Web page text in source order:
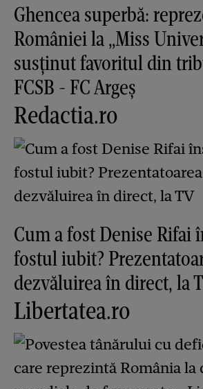
Ghencea superbă:
României la „Miss
susținut favoritul din
FCSB - FC Argeș
Redactia.ro
Cum a fost Denise Rifai
fostul iubit?
dezvăluirea în direct, la
Libertatea.ro